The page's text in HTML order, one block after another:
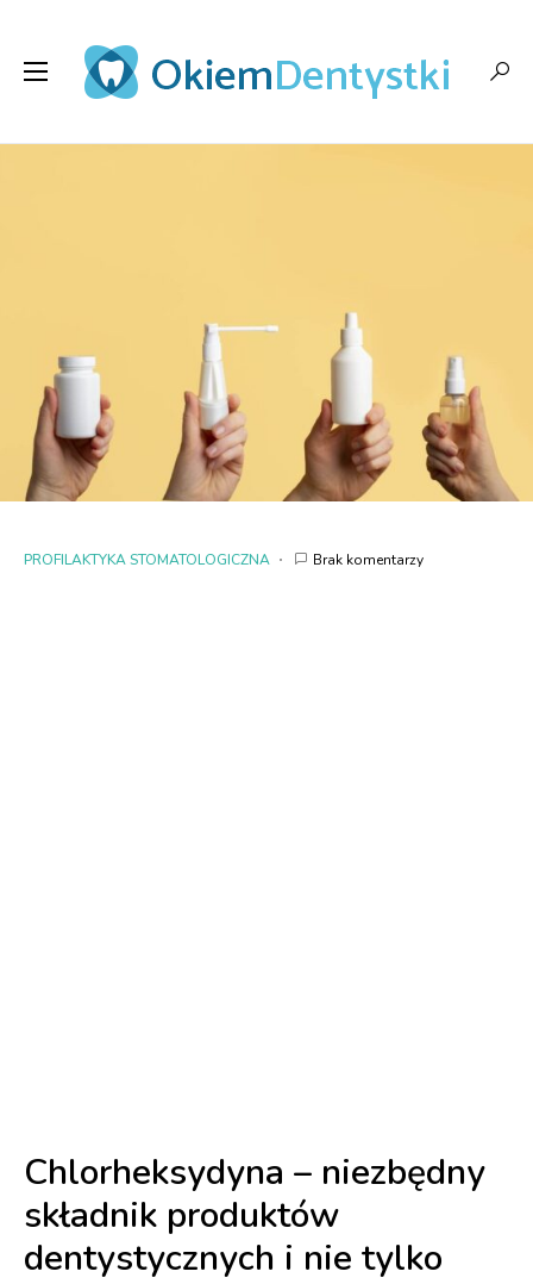
PROFILAKTYKA STOMATOLOGICZNA Brak komentarzy
Chlorheksydyna – niezbędny
składnik produktów
dentystycznych i nie tylko